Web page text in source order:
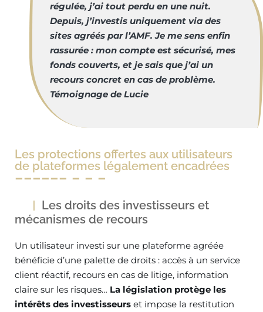
régulée, j’ai tout perdu en une nuit.
Depuis, j’investis uniquement via des
sites agréés par l’AMF. Je me sens enfin
rassurée : mon compte est sécurisé, mes
fonds couverts, et je sais que j’ai un
recours concret en cas de problème.
Témoignage de Lucie
Les protections offertes aux utilisateurs
de plateformes légalement encadrées
Les droits des investisseurs et
mécanismes de recours
Un utilisateur investi sur une plateforme agréée
bénéficie d’une palette de droits : accès à un service
client réactif, recours en cas de litige, information
claire sur les risques… La législation protège les
intérêts des investisseurs et impose la restitution